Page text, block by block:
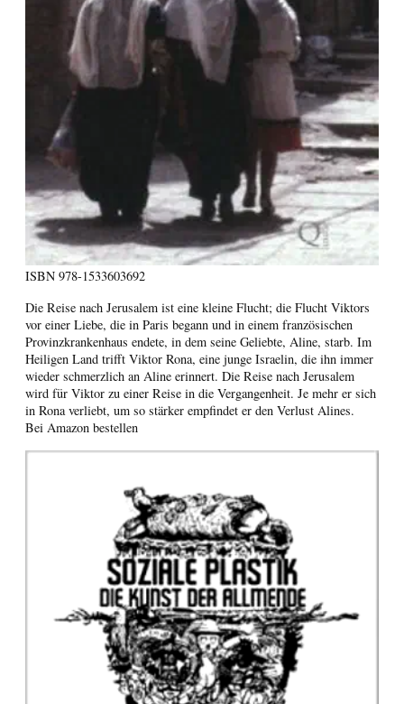
ISBN 978-1533603692
Die Reise nach Jerusalem ist eine kleine Flucht; die Flucht Viktors
vor einer Liebe, die in Paris begann und in einem französischen
Provinzkrankenhaus endete, in dem seine Geliebte, Aline, starb. Im
Heiligen Land trifft Viktor Rona, eine junge Israelin, die ihn immer
wieder schmerzlich an Aline erinnert. Die Reise nach Jerusalem
wird für Viktor zu einer Reise in die Vergangenheit. Je mehr er sich
in Rona verliebt, um so stärker empfindet er den Verlust Alines.
Bei Amazon bestellen